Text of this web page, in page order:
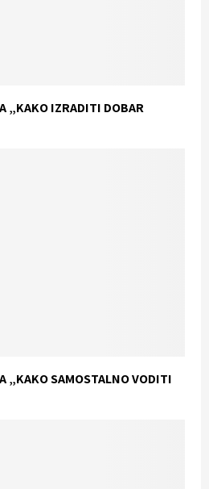
„KAKO IZRADITI DOBAR
„KAKO SAMOSTALNO VODITI